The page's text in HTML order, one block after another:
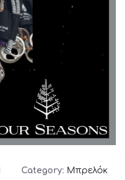
Category: Μπρελόκ